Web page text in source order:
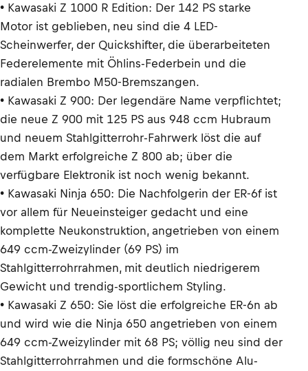
• Kawasaki Z 1000 R Edition: Der 142 PS starke
Motor ist geblieben, neu sind die 4 LED-
Scheinwerfer, der Quickshifter, die überarbeiteten
Federelemente mit Öhlins-Federbein und die
radialen Brembo M50-Bremszangen.
• Kawasaki Z 900: Der legendäre Name verpflichtet;
die neue Z 900 mit 125 PS aus 948 ccm Hubraum
und neuem Stahlgitterrohr-Fahrwerk löst die auf
dem Markt erfolgreiche Z 800 ab; über die
verfügbare Elektronik ist noch wenig bekannt.
• Kawasaki Ninja 650: Die Nachfolgerin der ER-6f ist
vor allem für Neueinsteiger gedacht und eine
komplette Neukonstruktion, angetrieben von einem
649 ccm-Zweizylinder (69 PS) im
Stahlgitterrohrrahmen, mit deutlich niedrigerem
Gewicht und trendig-sportlichem Styling.
• Kawasaki Z 650: Sie löst die erfolgreiche ER-6n ab
und wird wie die Ninja 650 angetrieben von einem
649 ccm-Zweizylinder mit 68 PS; völlig neu sind der
Stahlgitterrohrrahmen und die formschöne Alu-